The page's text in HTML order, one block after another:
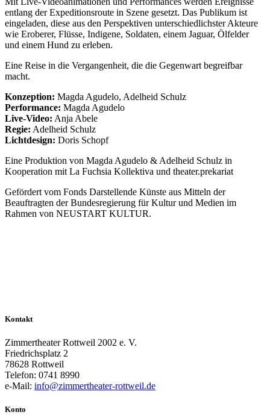
entlang der Expeditionsroute in Szene gesetzt. Das Publikum ist
eingeladen, diese aus den Perspektiven unterschiedlichster Akteure
wie Eroberer, Flüsse, Indigene, Soldaten, einem Jaguar, Ölfelder
und einem Hund zu erleben.
Eine Reise in die Vergangenheit, die die Gegenwart begreifbar
macht.
Konzeption: Magda Agudelo, Adelheid Schulz
Performance: Magda Agudelo
Live-Video: Anja Abele
Regie: Adelheid Schulz
Lichtdesign: Doris Schopf
Eine Produktion von Magda Agudelo & Adelheid Schulz in
Kooperation mit La Fuchsia Kollektiva und theater.prekariat
Gefördert vom Fonds Darstellende Künste aus Mitteln der
Beauftragten der Bundesregierung für Kultur und Medien im
Rahmen von NEUSTART KULTUR.
Kontakt
Zimmertheater Rottweil 2002 e. V.
Friedrichsplatz 2
78628 Rottweil
Telefon: 0741 8990
e-Mail: info@zimmertheater-rottweil.de
Konto